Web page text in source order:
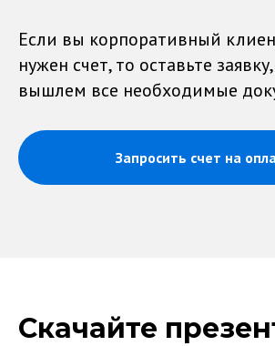
Если вы корпоративный
нужен счет, то оставьте
вышлем все необходимые
Запросить счет на
Скачайте